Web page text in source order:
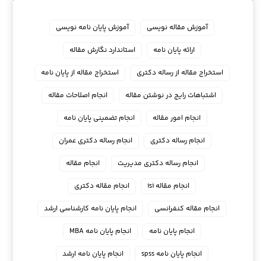
آموزش مقاله نویسی
آموزش پایان نامه نویسی
ارائه پایان نامه
استاندارد نگارش مقاله
استخراج مقاله از رساله دکتری
استخراج مقاله از پایان نامه
اشتباهات رایج در نوشتن مقاله
انجام اصلاحات مقاله
انجام امور مقاله
انجام تضمینی پایان نامه
انجام رساله دکتری
انجام رساله دکتری عمران
انجام رساله دکتری مدیریت
انجام مقاله
انجام مقاله isi
انجام مقاله دکتری
انجام مقاله کنفرانسی
انجام پايان نامه كارشناسي ارشد
انجام پایان نامه
انجام پایان نامه MBA
انجام پایان نامه spss
انجام پایان نامه ارشد